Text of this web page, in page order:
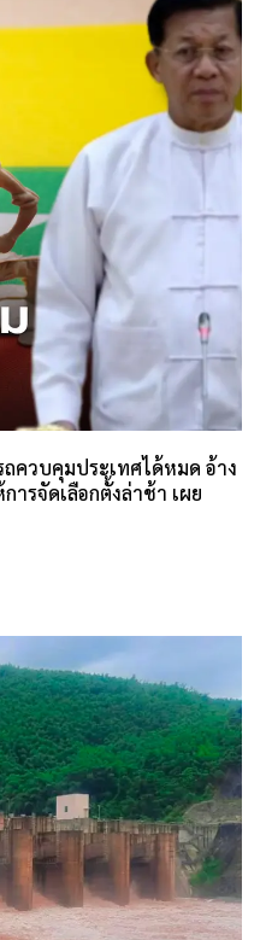
ควบคุมประเทศได้หมด อ้าง
ารจัดเลือกตั้งล่าช้า เผย